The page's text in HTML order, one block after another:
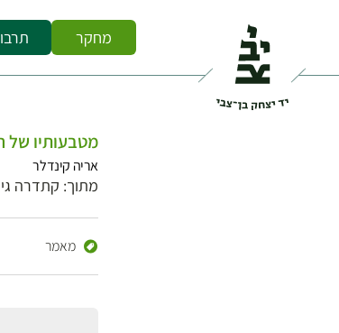
מחקר
מטבעותיו של
אריה קינדלר
מתוך: קתדרה
מאמר